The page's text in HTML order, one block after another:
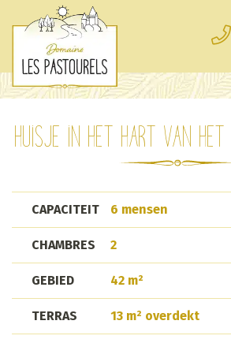
Beschik. &
Kampeerplaatsen in
Dordogne
De regio
Huisje in het hart van
CAPACITEIT 6 mensen
CHAMBRES 2
GEBIED 42 m²
TERRAS 13 m² overdekt
Cookies beheer paneel